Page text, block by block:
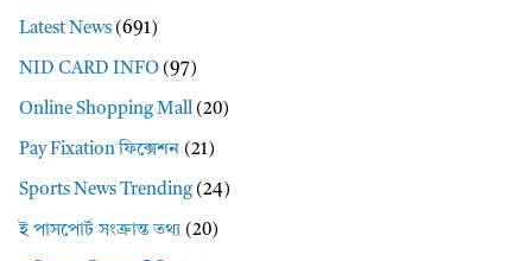
Latest News (691)
NID CARD INFO (97)
Online Shopping Mall (20)
Pay Fixation ফিক্সেশন (21)
Sports News Trending(24)
ই পাসপোর্ট সংক্রান্ত তথ্য (20)